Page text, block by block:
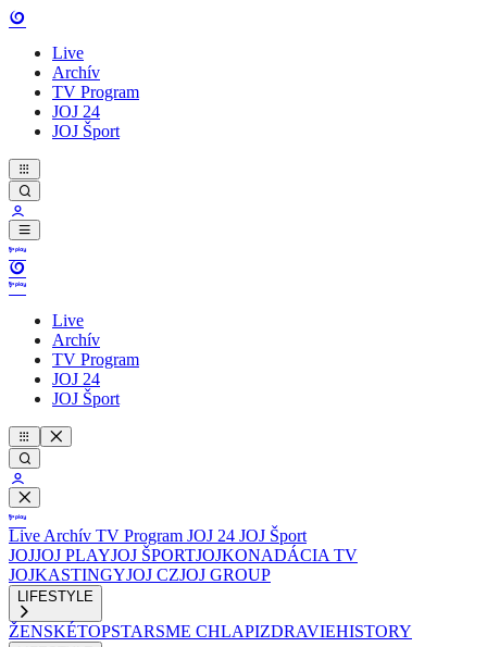
Live
Archív
TV Program
JOJ 24
JOJ Šport
Live
Archív
TV Program
JOJ 24
JOJ Šport
Live Archív TV Program JOJ 24 JOJ Šport
JOJJOJ PLAYJOJ ŠPORTJOJKONADÁCIA TV
JOJKASTINGYJOJ CZJOJ GROUP
LIFESTYLE
ŽENSKÉTOPSTARSME CHLAPIZDRAVIEHISTORY